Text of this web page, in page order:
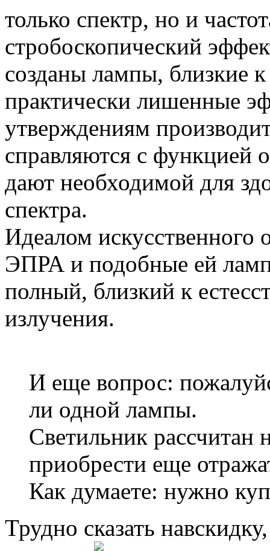
только спектр, но и
стробоскопический
созданы лампы, близкие
практически лишенные
утверждениям
справляются с функцией
дают необходимой для
спектра.
Идеалом искусственного
ЭПРА и подобные ей
полный, близкий к
излучения.
И еще вопрос:
ли одной лампы.
Светильник
приобрести еще
Как думаете: нужно
Трудно сказать